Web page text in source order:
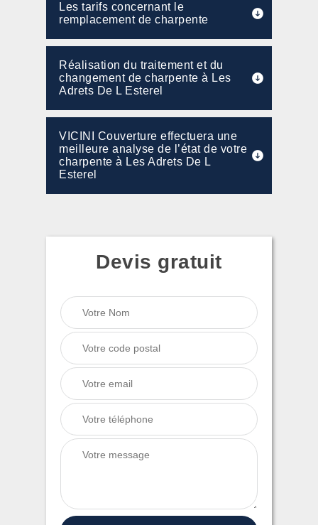
Les tarifs concernant le
remplacement de charpente
Réalisation du traitement et du
changement de charpente à Les
Adrets De L Esterel
VICINI Couverture effectuera une
meilleure analyse de l’état de votre
charpente à Les Adrets De L
Esterel
Devis gratuit